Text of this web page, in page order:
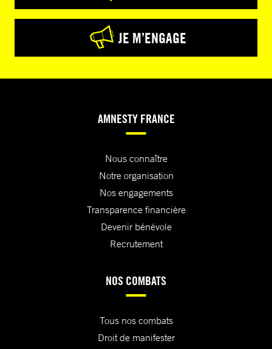
JE M’ENGAGE
AMNESTY FRANCE
Nous connaître
Notre organisation
Nos engagements
Transparence financière
Devenir bénévole
Recrutement
NOS COMBATS
Tous nos combats
Droit de manifester